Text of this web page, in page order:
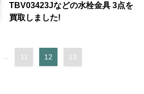
TBV03423Jなどの水栓金具 3点を
買取しました!
11 12 13